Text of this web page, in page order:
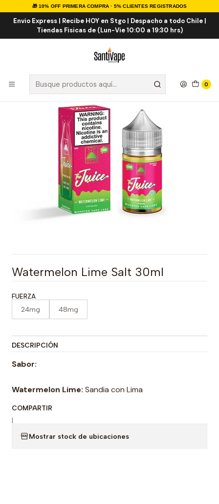
🎁 10% OFF PRIMERA COMPRA · 5% CLIENTES REGISTRADOS
Envio Express | Recibe HOY en Stgo | Despacho a todo Chile |
Tiendas Fisicas de (Lun-Vie 10:00 a 19:30 hrs)
0
Inicio Sales de Nicotina Salt Nic Importadas
Watermelon Lime Salt 30ml
Watermelon Lime Salt 30ml
FUERZA
24mg 48mg
DESCRIPCIÓN
Sabor:
Watermelon Lime: Sandia con Lima
COMPARTIR
|
Mostrar stock de ubicaciones